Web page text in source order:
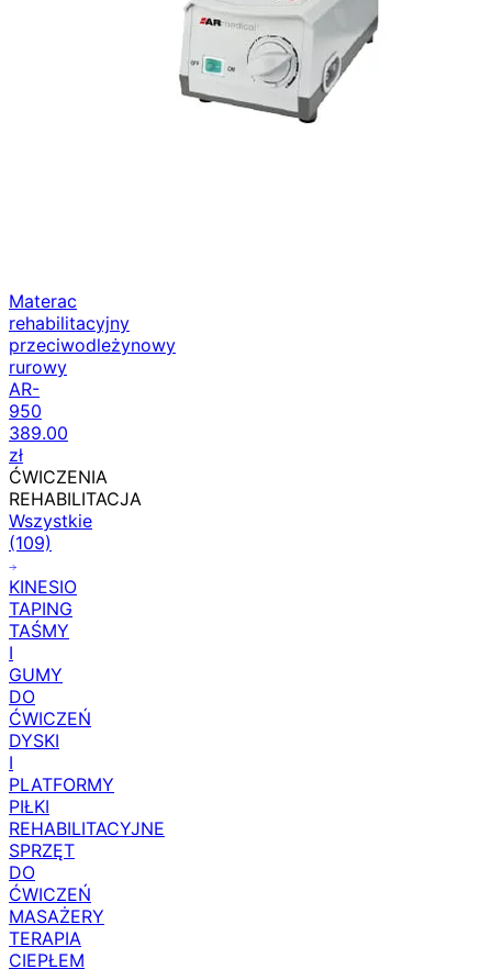
Materac
rehabilitacyjny
przeciwodleżynowy
rurowy
AR-
950
389.00
zł
ĆWICZENIA
REHABILITACJA
Wszystkie
(109)
KINESIO
TAPING
TAŚMY
I
GUMY
DO
ĆWICZEŃ
DYSKI
I
PLATFORMY
PIŁKI
REHABILITACYJNE
SPRZĘT
DO
ĆWICZEŃ
MASAŻERY
TERAPIA
CIEPŁEM